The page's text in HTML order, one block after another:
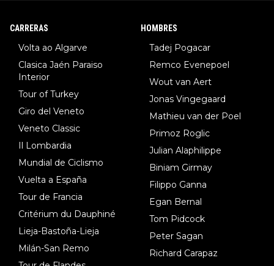
CARRERAS
Volta ao Algarve
Clasica Jaén Paraiso
Interior
Tour of Turkey
Giro del Veneto
Veneto Classic
Il Lombardia
Mundial de Ciclismo
Vuelta a España
Tour de Francia
Critérium du Dauphiné
Lieja-Bastoña-Lieja
Milán-San Remo
HOMBRES
Tadej Pogacar
Remco Evenepoel
Wout van Aert
Jonas Vingegaard
Mathieu van der Poel
Primoz Roglic
Julian Alaphilippe
Biniam Girmay
Filippo Ganna
Egan Bernal
Tom Pidcock
Peter Sagan
Richard Carapaz